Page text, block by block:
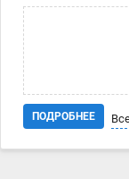
парк Нивки, озера.
Общ.пл-
плита.Парковочное
тв.
ПОДРОБНЕЕ